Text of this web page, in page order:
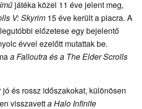
játéka közel 11 éve jelent meg,
V: Skyrim 15 éve került a piacra. A
előzetese egy bejelentő
évvel ezelőtt mutattak be.
a Falloutra ésa The Elder Scrolls
jó és rossz időszakokat, különösen
visszavetta Halo Infinite